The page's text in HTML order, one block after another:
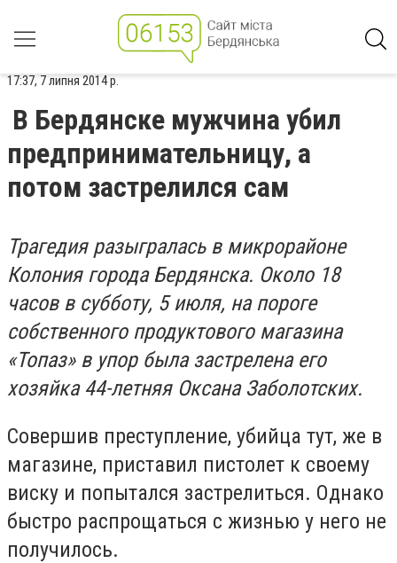
17:37, 7 липня 2014 р.
В Бердянске мужчина убил
предпринимательницу, а
потом застрелился сам
Трагедия разыгралась в микрорайоне
Колония города Бердянска. Около 18
часов в субботу, 5 июля, на пороге
собственного продуктового магазина
«Топаз» в упор была застрелена его
хозяйка 44-летняя Оксана Заболотских.
Совершив преступление, убийца тут, же в
магазине, приставил пистолет к своему
виску и попытался застрелиться. Однако
быстро распрощаться с жизнью у него не
получилось.